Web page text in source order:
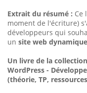
Extrait du résumé : Ce
moment de l'écriture)
développeurs qui
un site web
Un livre de la
WordPress -
(théorie, TP,